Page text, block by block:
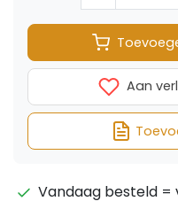
Aan
Vandaag besteld =